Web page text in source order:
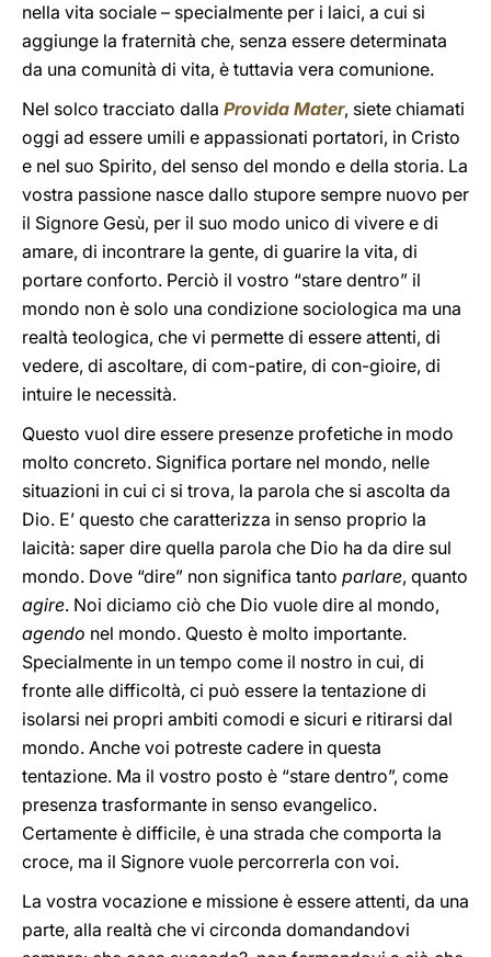
nella vita sociale – specialmente per i laici, a cui si
aggiunge la fraternità che, senza essere determinata
da una comunità di vita, è tuttavia vera comunione.
Nel solco tracciato dalla Provida Mater, siete chiamati
oggi ad essere umili e appassionati portatori, in Cristo
e nel suo Spirito, del senso del mondo e della storia. La
vostra passione nasce dallo stupore sempre nuovo per
il Signore Gesù, per il suo modo unico di vivere e di
amare, di incontrare la gente, di guarire la vita, di
portare conforto. Perciò il vostro “stare dentro” il
mondo non è solo una condizione sociologica ma una
realtà teologica, che vi permette di essere attenti, di
vedere, di ascoltare, di com-patire, di con-gioire, di
intuire le necessità.
Questo vuol dire essere presenze profetiche in modo
molto concreto. Significa portare nel mondo, nelle
situazioni in cui ci si trova, la parola che si ascolta da
Dio. E’ questo che caratterizza in senso proprio la
laicità: saper dire quella parola che Dio ha da dire sul
mondo. Dove “dire” non significa tanto parlare, quanto
agire. Noi diciamo ciò che Dio vuole dire al mondo,
agendo nel mondo. Questo è molto importante.
Specialmente in un tempo come il nostro in cui, di
fronte alle difficoltà, ci può essere la tentazione di
isolarsi nei propri ambiti comodi e sicuri e ritirarsi dal
mondo. Anche voi potreste cadere in questa
tentazione. Ma il vostro posto è “stare dentro”, come
presenza trasformante in senso evangelico.
Certamente è difficile, è una strada che comporta la
croce, ma il Signore vuole percorrerla con voi.
La vostra vocazione e missione è essere attenti, da una
parte, alla realtà che vi circonda domandandovi